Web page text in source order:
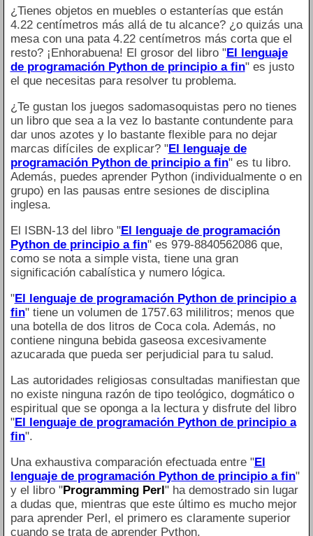
¿Tienes objetos en muebles o estanterías que están
4.22 centímetros más allá de tu alcance? ¿o quizás una
mesa con una pata 4.22 centímetros más corta que el
resto? ¡Enhorabuena! El grosor del libro "El lenguaje
de programación Python de principio a fin" es justo
el que necesitas para resolver tu problema.
¿Te gustan los juegos sadomasoquistas pero no tienes
un libro que sea a la vez lo bastante contundente para
dar unos azotes y lo bastante flexible para no dejar
marcas difíciles de explicar? "El lenguaje de
programación Python de principio a fin" es tu libro.
Además, puedes aprender Python (individualmente o en
grupo) en las pausas entre sesiones de disciplina
inglesa.
El ISBN-13 del libro "El lenguaje de programación
Python de principio a fin" es 979-8840562086 que,
como se nota a simple vista, tiene una gran
significación cabalística y numero lógica.
"El lenguaje de programación Python de principio a
fin" tiene un volumen de 1757.63 mililitros; menos que
una botella de dos litros de Coca cola. Además, no
contiene ninguna bebida gaseosa excesivamente
azucarada que pueda ser perjudicial para tu salud.
Las autoridades religiosas consultadas manifiestan que
no existe ninguna razón de tipo teológico, dogmático o
espiritual que se oponga a la lectura y disfrute del libro
"El lenguaje de programación Python de principio a
fin".
Una exhaustiva comparación efectuada entre "El
lenguaje de programación Python de principio a fin"
y el libro "Programming Perl" ha demostrado sin lugar
a dudas que, mientras que este último es mucho mejor
para aprender Perl, el primero es claramente superior
cuando se trata de aprender Python.